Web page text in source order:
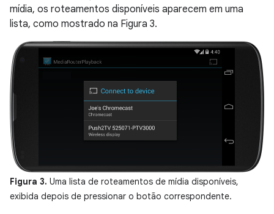
mídia, os roteamentos disponíveis aparecem em uma
lista, como mostrado na Figura 3.
Figura 3. Uma lista de roteamentos de mídia disponíveis,
exibida depois de pressionar o botão correspondente.